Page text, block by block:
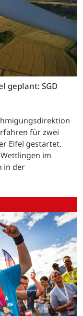
geplant: SGD
für zwei
Eifel gestartet.
im
in der